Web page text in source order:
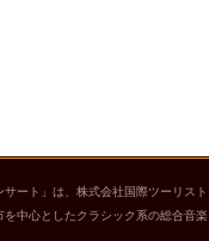
ート」は、株式会社国際ツーリスト
を中心としたクラシック系の総合音楽